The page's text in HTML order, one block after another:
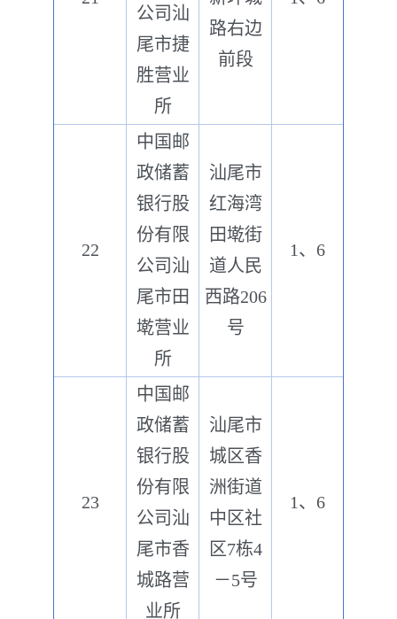
公司汕
尾市捷
胜营业
所
路右边
前段
22
中国邮
政储蓄
银行股
份有限
公司汕
尾市田
墘营业
所
汕尾市
红海湾
田墘街
道人民
西路206
号
1、6
23
中国邮
政储蓄
银行股
份有限
公司汕
尾市香
城路营
业所
汕尾市
城区香
洲街道
中区社
区7栋4
－5号
1、6